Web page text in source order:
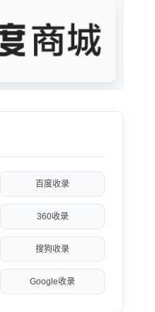
百度收录
360收录
搜狗收录
Google收录